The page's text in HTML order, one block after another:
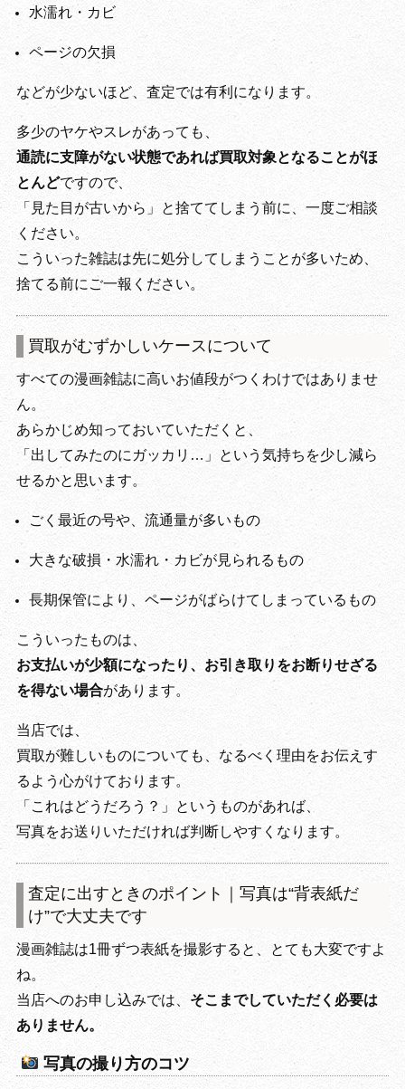
水濡れ・カビ
ページの欠損
などが少ないほど、査定では有利になります。
多少のヤケやスレがあっても、
通読に支障がない状態であれば買取対象となることがほ
とんどですので、
「見た目が古いから」と捨ててしまう前に、一度ご相談
ください。
こういった雑誌は先に処分してしまうことが多いため、
捨てる前にご一報ください。
買取がむずかしいケースについて
すべての漫画雑誌に高いお値段がつくわけではありませ
ん。
あらかじめ知っておいていただくと、
「出してみたのにガッカリ…」という気持ちを少し減ら
せるかと思います。
ごく最近の号や、流通量が多いもの
大きな破損・水濡れ・カビが見られるもの
長期保管により、ページがばらけてしまっているもの
こういったものは、
お支払いが少額になったり、お引き取りをお断りせざる
を得ない場合があります。
当店では、
買取が難しいものについても、なるべく理由をお伝えす
るよう心がけております。
「これはどうだろう？」というものがあれば、
写真をお送りいただければ判断しやすくなります。
査定に出すときのポイント｜写真は“背表紙だ
け”で大丈夫です
漫画雑誌は1冊ずつ表紙を撮影すると、とても大変ですよ
ね。
当店へのお申し込みでは、 そこまでしていただく必要は
ありません。
写真の撮り方のコツ